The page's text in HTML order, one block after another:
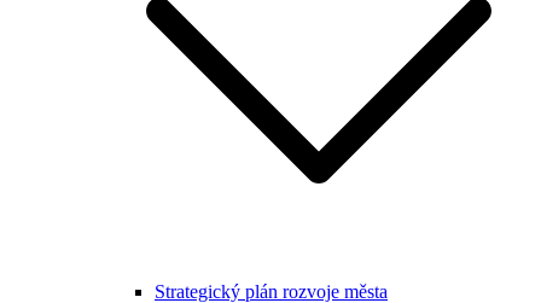
Strategický plán rozvoje města